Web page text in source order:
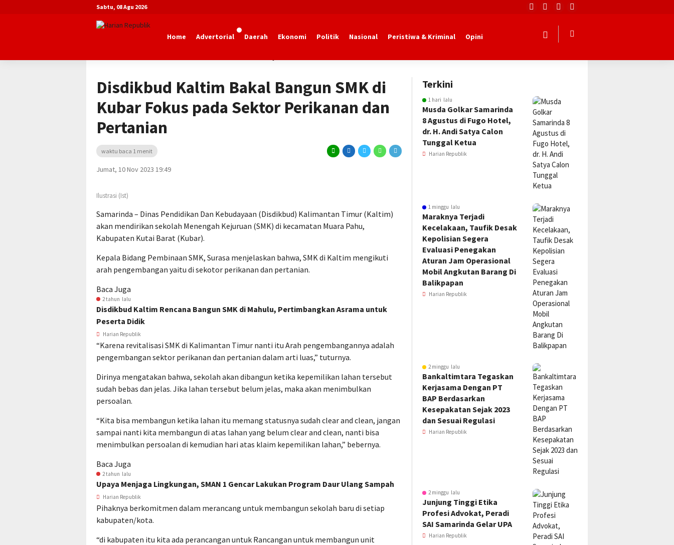
Sabtu, 08 Agu 2026
Home Advertorial Daerah Ekonomi Politik Nasional Peristiwa & Kriminal Opini
Disdikbud Kaltim Bakal Bangun SMK di
Kubar Fokus pada Sektor Perikanan dan
Pertanian
waktu baca 1 menit
Jumat, 10 Nov 2023 19:49
Ilustrasi (Ist)
Samarinda – Dinas Pendidikan Dan Kebudayaan (Disdikbud) Kalimantan Timur (Kaltim)
akan mendirikan sekolah Menengah Kejuruan (SMK) di kecamatan Muara Pahu,
Kabupaten Kutai Barat (Kubar).
Kepala Bidang Pembinaan SMK, Surasa menjelaskan bahwa, SMK di Kaltim mengikuti
arah pengembangan yaitu di sekotor perikanan dan pertanian.
Baca Juga
2 tahun lalu
Disdikbud Kaltim Rencana Bangun SMK di Mahulu, Pertimbangkan Asrama untuk
Peserta Didik
Harian Republik
“Karena revitalisasi SMK di Kalimantan Timur nanti itu Arah pengembangannya adalah
pengembangan sektor perikanan dan pertanian dalam arti luas,” tuturnya.
Dirinya mengatakan bahwa, sekolah akan dibangun ketika kepemilikan lahan tersebut
sudah bebas dan jelas. Jika lahan tersebut belum jelas, maka akan menimbulkan
persoalan.
“Kita bisa membangun ketika lahan itu memang statusnya sudah clear and clean, jangan
sampai nanti kita membangun di atas lahan yang belum clear and clean, nanti bisa
menimbulkan persoalan di kemudian hari atas klaim kepemilikan lahan,” bebernya.
Baca Juga
2 tahun lalu
Upaya Menjaga Lingkungan, SMAN 1 Gencar Lakukan Program Daur Ulang Sampah
Harian Republik
Pihaknya berkomitmen dalam merancang untuk membangun sekolah baru di setiap
kabupaten/kota.
“di kabupaten itu kita ada perancangan untuk Rancangan untuk membangun unit
Terkini
1 hari lalu
Musda Golkar Samarinda
8 Agustus di Fugo Hotel,
dr. H. Andi Satya Calon
Tunggal Ketua
Harian Republik
1 minggu lalu
Maraknya Terjadi
Kecelakaan, Taufik Desak
Kepolisian Segera
Evaluasi Penegakan
Aturan Jam Operasional
Mobil Angkutan Barang Di
Balikpapan
Harian Republik
2 minggu lalu
Bankaltimtara Tegaskan
Kerjasama Dengan PT
BAP Berdasarkan
Kesepakatan Sejak 2023
dan Sesuai Regulasi
Harian Republik
2 minggu lalu
Junjung Tinggi Etika
Profesi Advokat, Peradi
SAI Samarinda Gelar UPA
Harian Republik